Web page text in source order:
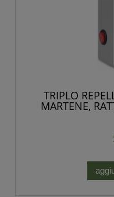
TRIPLO
MARTENE,